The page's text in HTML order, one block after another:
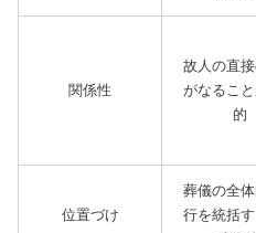
関係性
故人の直
がなるこ
的
位置づけ
葬儀の全
行を統括